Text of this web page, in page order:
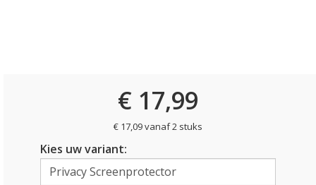
€ 17,99
€ 17,09 vanaf 2 stuks
Kies uw variant: